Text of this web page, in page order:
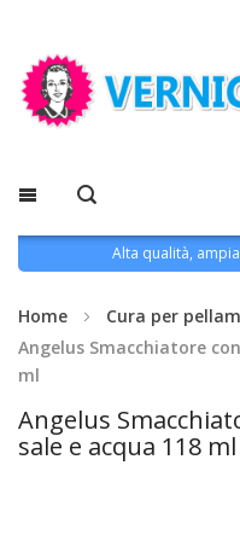
Alta qualità,
Home Cura per
Angelus Smacchiatore
ml
Angelus
sale e acqua 118 ml